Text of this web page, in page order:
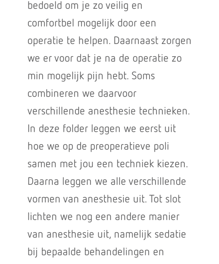
bedoeld om je zo veilig en
comfortbel mogelijk door een
operatie te helpen. Daarnaast zorgen
we er voor dat je na de operatie zo
min mogelijk pijn hebt. Soms
combineren we daarvoor
verschillende anesthesie technieken.
In deze folder leggen we eerst uit
hoe we op de preoperatieve poli
samen met jou een techniek kiezen.
Daarna leggen we alle verschillende
vormen van anesthesie uit. Tot slot
lichten we nog een andere manier
van anesthesie uit, namelijk sedatie
bij bepaalde behandelingen en